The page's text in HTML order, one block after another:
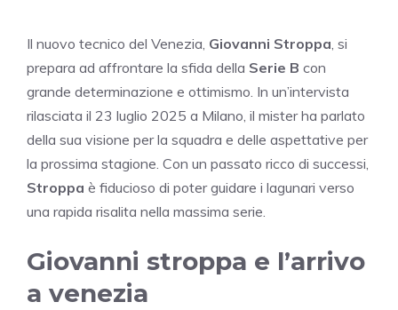
Il nuovo tecnico del Venezia, Giovanni Stroppa, si
prepara ad affrontare la sfida della Serie B con
grande determinazione e ottimismo. In un’intervista
rilasciata il 23 luglio 2025 a Milano, il mister ha parlato
della sua visione per la squadra e delle aspettative per
la prossima stagione. Con un passato ricco di successi,
Stroppa è fiducioso di poter guidare i lagunari verso
una rapida risalita nella massima serie.
Giovanni stroppa e l’arrivo
a venezia